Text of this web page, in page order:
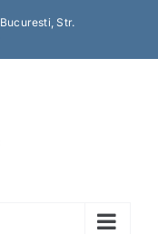
Bucuresti, Str.